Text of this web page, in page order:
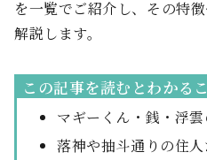
を一覧でご紹介し、その特
解説します。
この記事を読むとわかる
マギーくん・銭・浮
落神や抽斗通りの住